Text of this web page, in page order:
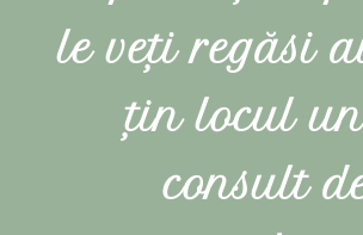
le veți regăsi
țin locul
consult